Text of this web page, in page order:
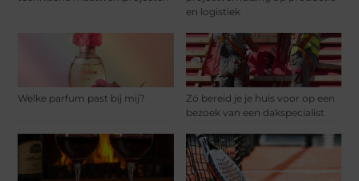
en logistiek
Welke parfum past bij mij?
Zó bereid je je huis voor op een
bezoek van een dakspecialist